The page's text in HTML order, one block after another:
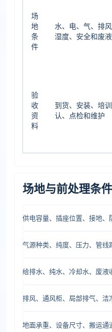
场
地
条
件
水、电、气、排
湿度、安全和废液
验
收
资
料
到货、安装、培
认、点检和维护
场地与前处理条件
供电容量、插座位置、接地、
气源种类、纯度、压力、管线
给排水、纯水、冷却水、废液
排风、通风柜、局部排气、洁
地面承重、设备尺寸、搬运通